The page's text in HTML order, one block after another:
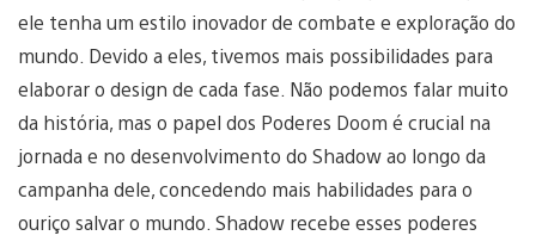
ele tenha um estilo inovador de combate e exploração do
mundo. Devido a eles, tivemos mais possibilidades para
elaborar o design de cada fase. Não podemos falar muito
da história, mas o papel dos Poderes Doom é crucial na
jornada e no desenvolvimento do Shadow ao longo da
campanha dele, concedendo mais habilidades para o
ouriço salvar o mundo. Shadow recebe esses poderes